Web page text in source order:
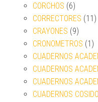
CORCHOS (6)
CORRECTORES (11)
CRAYONES (9)
CRONOMETROS (1)
CUADERNOS
CUADERNOS
CUADERNOS
CUADERNOS